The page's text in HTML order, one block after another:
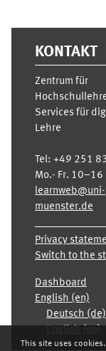
This site uses
KONTAKT
Zentrum für
Services für
Lehre
Tel: +49 251
Mo.- Fr. 10–16
learnweb@uni-
muenster.de
Privacy
Switch to the
Dashboard
English ‎(en)‎
Deutsch ‎(de)‎